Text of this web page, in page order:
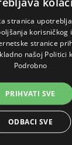
donosi
pravilno
ubojice
vrtu
može se
stranica
korisničkog
stranice
našoj Politici
Podrobno
PRIHVATI SVE
ODBACI SVE